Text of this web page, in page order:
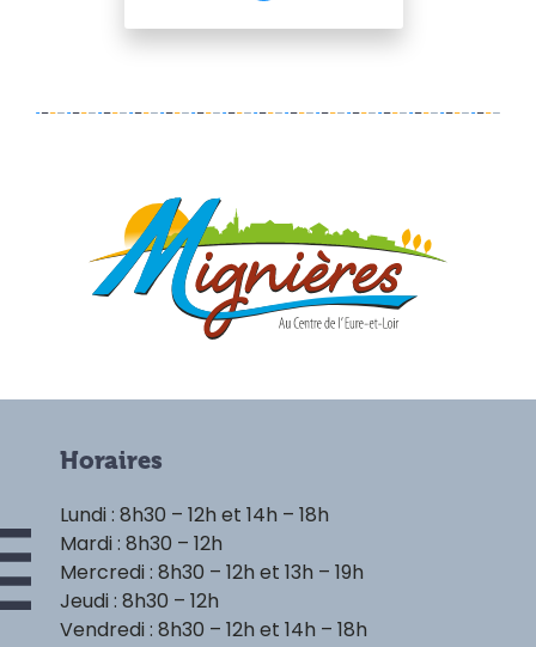
Horaires
Lundi : 8h30 – 12h et 14h – 18h
Mardi : 8h30 – 12h
Mercredi : 8h30 – 12h et 13h – 19h
Jeudi : 8h30 – 12h
Vendredi : 8h30 – 12h et 14h – 18h